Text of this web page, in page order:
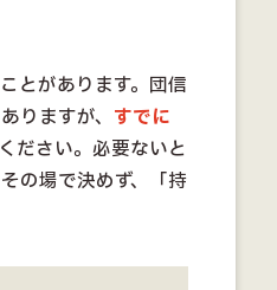
ことがあります。団信
りますが、 すでに
ださい。必要ないと
の場で決めず、「持